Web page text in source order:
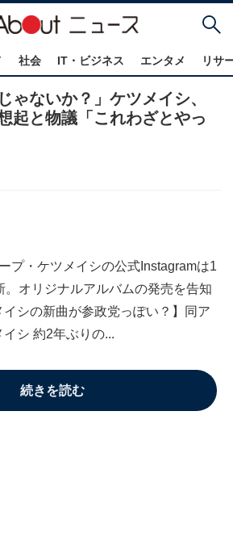
社会 IT・ビジネス エンタメ リサ
ゃないか？」ケツメイシ、
起と物議「これわざとやっ
プ・ケツメイシの公式Instagramは1
。オリジナルアルバムの発売を告知
イシの新曲が参政党っぽい？】同ア
シ 約2年ぶりの...
続きを読む